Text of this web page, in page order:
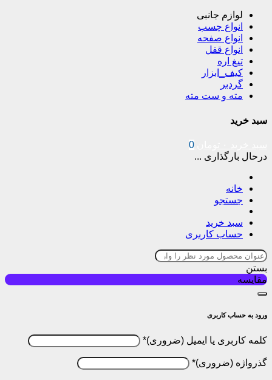
لوازم جانبی
انواع چسب
انواع صفحه
انواع قفل
تیغ اره
کیف_ابزار
گردبر
مته و ست مته
سبد خرید
0
درحال بارگذاری ...
خانه
جستجو
سبد خرید
حساب کاربری
بستن
مقایسه
ورود به حساب کاربری
کلمه کاربری یا ایمیل *
گذرواژه *